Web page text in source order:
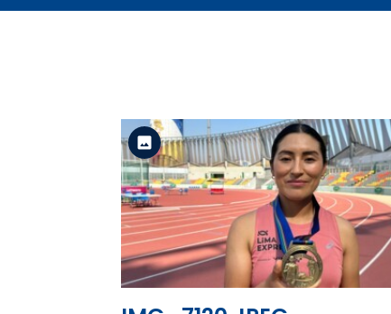
Ver el archivo
Versión estándar